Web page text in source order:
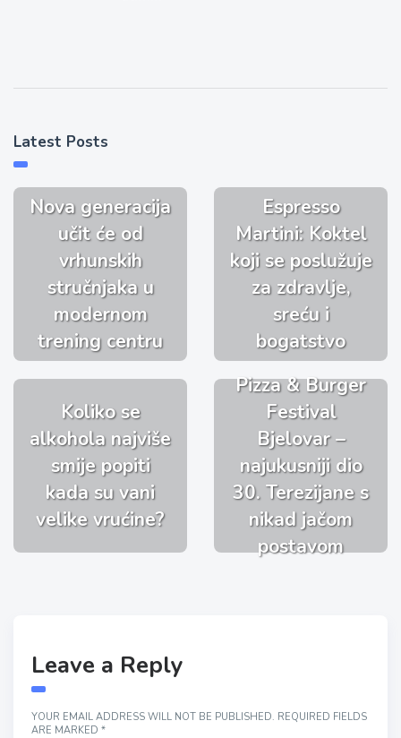
Latest Posts
Nova generacija
učit će od
vrhunskih
stručnjaka u
modernom
trening centru
Espresso
Martini: Koktel
koji se poslužuje
za zdravlje,
sreću i
bogatstvo
Koliko se
alkohola najviše
smije popiti
kada su vani
velike vrućine?
Pizza & Burger
Festival
Bjelovar –
najukusniji dio
30. Terezijane s
nikad jačom
postavom
Leave a Reply
YOUR EMAIL ADDRESS WILL NOT BE PUBLISHED. REQUIRED FIELDS
ARE MARKED *